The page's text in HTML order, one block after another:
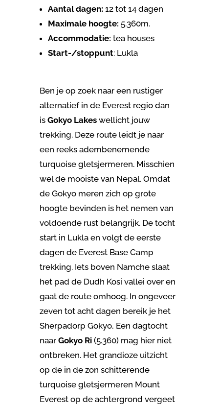
Aantal dagen: 12 tot 14 dagen
Maximale hoogte: 5.360m.
Accommodatie: tea houses
Start-/stoppunt: Lukla
Ben je op zoek naar een rustiger
alternatief in de Everest regio dan
isGokyo Lakeswellicht jouw
trekking. Deze route leidt je naar
een reeks adembenemende
turquoise gletsjermeren. Misschien
wel de mooiste van Nepal. Omdat
de Gokyo meren zich op grote
hoogte bevinden is het nemen van
voldoende rust belangrijk. De tocht
start in Lukla en volgt de eerste
dagen de Everest Base Camp
trekking. Iets boven Namche slaat
het pad de Dudh Kosi vallei over en
gaat de route omhoog. In ongeveer
zeven tot acht dagen bereik je het
Sherpadorp Gokyo, Een dagtocht
naar Gokyo Ri(5.360) mag hier niet
ontbreken. Het grandioze uitzicht
op de in de zon schitterende
turquoise gletsjermeren Mount
Everest op de achtergrond vergeet